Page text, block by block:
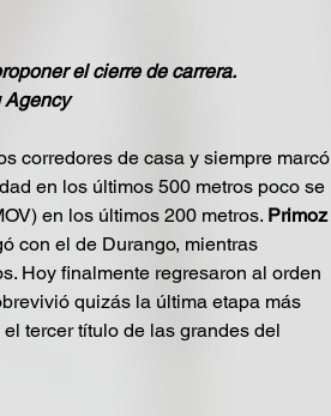
el cierre de carrera.
corredores de casa y siempre marcó
en los últimos 500 metros poco se
en los últimos 200 metros. Primoz
con el de Durango, mientras
Hoy finalmente regresaron al orden
quizás la última etapa más
tercer título de las grandes del